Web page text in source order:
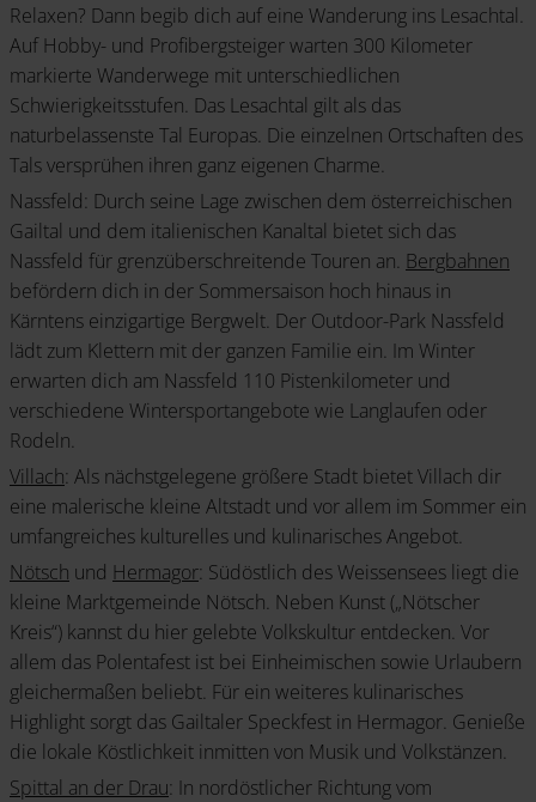
Relaxen? Dann begib dich auf eine Wanderung ins Lesachtal.
Auf Hobby- und Profibergsteiger warten 300 Kilometer
markierte Wanderwege mit unterschiedlichen
Schwierigkeitsstufen. Das Lesachtal gilt als das
naturbelassenste Tal Europas. Die einzelnen Ortschaften des
Tals versprühen ihren ganz eigenen Charme.
Nassfeld: Durch seine Lage zwischen dem österreichischen
Gailtal und dem italienischen Kanaltal bietet sich das
Nassfeld für grenzüberschreitende Touren an. Bergbahnen
befördern dich in der Sommersaison hoch hinaus in
Kärntens einzigartige Bergwelt. Der Outdoor-Park Nassfeld
lädt zum Klettern mit der ganzen Familie ein. Im Winter
erwarten dich am Nassfeld 110 Pistenkilometer und
verschiedene Wintersportangebote wie Langlaufen oder
Rodeln.
Villach: Als nächstgelegene größere Stadt bietet Villach dir
eine malerische kleine Altstadt und vor allem im Sommer ein
umfangreiches kulturelles und kulinarisches Angebot.
Nötsch und Hermagor: Südöstlich des Weissensees liegt die
kleine Marktgemeinde Nötsch. Neben Kunst („Nötscher
Kreis“) kannst du hier gelebte Volkskultur entdecken. Vor
allem das Polentafest ist bei Einheimischen sowie Urlaubern
gleichermaßen beliebt. Für ein weiteres kulinarisches
Highlight sorgt das Gailtaler Speckfest in Hermagor. Genieße
die lokale Köstlichkeit inmitten von Musik und Volkstänzen.
Spittal an der Drau: In nordöstlicher Richtung vom